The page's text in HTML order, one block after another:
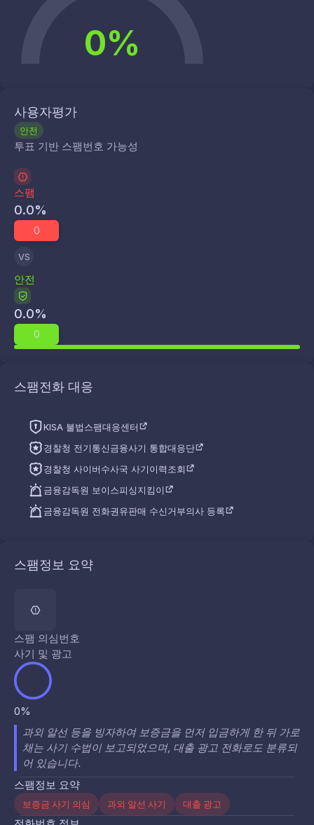
0%
사용자평가
안전
투표 기반 스팸번호 가능성
스팸
0.0%
0
VS
안전
0.0%
0
스팸전화 대응
KISA 불법스팸대응센터
경찰청 전기통신금융사기 통합대응단
경찰청 사이버수사국 사기이력조회
금융감독원 보이스피싱지킴이
금융감독원 전화권유판매 수신거부의사 등록
스팸정보 요약
스팸 의심번호
사기 및 광고
0%
과외 알선 등을 빙자하여 보증금을 먼저 입금하게 한 뒤 가로
채는 사기 수법이 보고되었으며, 대출 광고 전화로도 분류되
어 있습니다.
스팸정보 요약
보증금 사기 의심 과외 알선 사기 대출 광고